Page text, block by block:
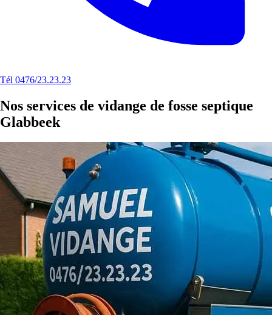
Tél 0476/23.23.23
Nos services de vidange de fosse septique
Glabbeek